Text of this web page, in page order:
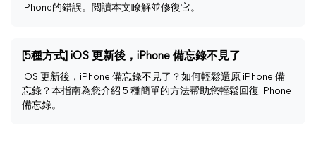
iPhone的錯誤。閲讀本文瞭解並修復它。
[5種方式] iOS 更新後，iPhone 備忘錄不見了
iOS 更新後，iPhone 備忘錄不見了？如何輕鬆還原 iPhone 備
忘錄？本指南為您介紹 5 種簡單的方法帮助您輕鬆回復 iPhone
備忘錄。